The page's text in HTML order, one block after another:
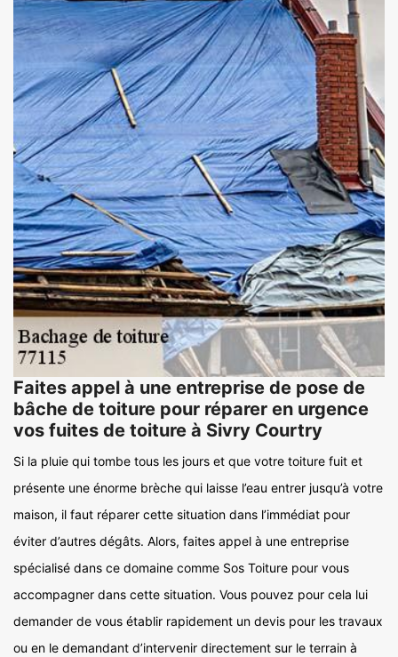
Faites appel à une entreprise de pose de
bâche de toiture pour réparer en urgence
vos fuites de toiture à Sivry Courtry
Si la pluie qui tombe tous les jours et que votre toiture fuit et
présente une énorme brèche qui laisse l’eau entrer jusqu’à votre
maison, il faut réparer cette situation dans l’immédiat pour
éviter d’autres dégâts. Alors, faites appel à une entreprise
spécialisé dans ce domaine comme Sos Toiture pour vous
accompagner dans cette situation. Vous pouvez pour cela lui
demander de vous établir rapidement un devis pour les travaux
ou en le demandant d’intervenir directement sur le terrain à